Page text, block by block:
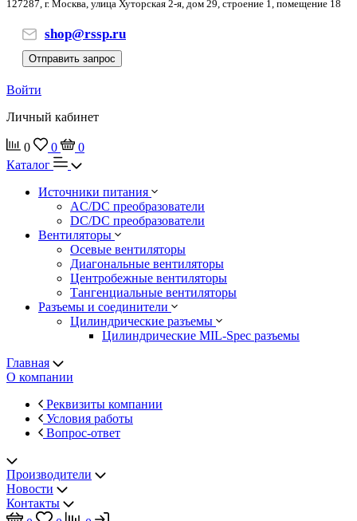
127287, г. Москва, улица Хуторская 2-я, дом 29, строение 1, помещение 18
shop@rssp.ru
Отправить запрос
Войти
Личный кабинет
0 0
0
Каталог
Источники питания
AC/DC преобразователи
DC/DC преобразователи
Вентиляторы
Осевые вентиляторы
Диагональные вентиляторы
Центробежные вентиляторы
Тангенциальные вентиляторы
Разъемы и соединители
Цилиндрические разъемы
Цилиндрические MIL-Spec разъемы
Главная
О компании
Реквизиты компании
Условия работы
Вопрос-ответ
Производители
Новости
Контакты